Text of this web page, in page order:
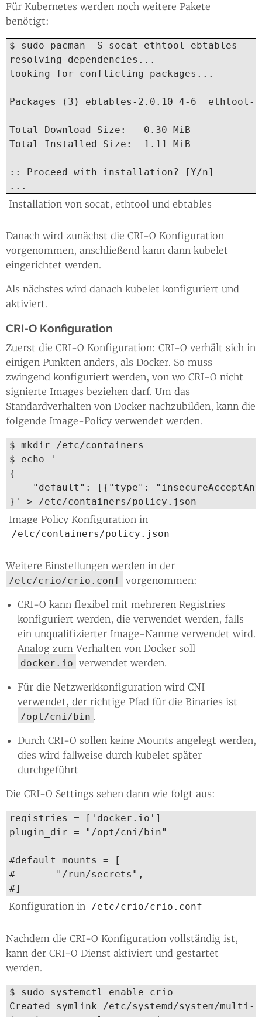
Für Kubernetes werden noch weitere Pakete
benötigt:
Installation von socat, ethtool und ebtables
$ sudo pacman -S socat ethtool ebtables
resolving dependencies...
looking for conflicting packages...
Packages (3) ebtables-2.0.10_4-6
Total Download Size:   0.30 MiB
Total Installed Size:  1.11 MiB
:: Proceed with installation? [Y/n]
...
Danach wird zunächst die CRI-O Konfiguration
vorgenommen, anschließend kann dann kubelet
eingerichtet werden.
Als nächstes wird danach kubelet konfiguriert und
aktiviert.
CRI-O Konfiguration
Zuerst die CRI-O Konfiguration: CRI-O verhält sich in
einigen Punkten anders, als Docker. So muss
zwingend konfiguriert werden, von wo CRI-O nicht
signierte Images beziehen darf. Um das
Standardverhalten von Docker nachzubilden, kann die
folgende Image-Policy verwendet werden.
Image Policy Konfiguration in
/etc/containers/policy.json
$ mkdir /etc/containers
$ echo '
{
"default": [{"type":
}' > /etc/containers/policy.json
Weitere Einstellungen werden in der
/etc/crio/crio.conf vorgenommen:
CRI-O kann flexibel mit mehreren Registries
konfiguriert werden, die verwendet werden, falls
ein unqualifizierter Image-Nanme verwendet wird.
Analog zum Verhalten von Docker soll
docker.io verwendet werden.
Für die Netzwerkkonfiguration wird CNI
verwendet, der richtige Pfad für die Binaries ist
/opt/cni/bin .
Durch CRI-O sollen keine Mounts angelegt werden,
dies wird fallweise durch kubelet später
durchgeführt
Die CRI-O Settings sehen dann wie folgt aus:
Konfiguration in /etc/crio/crio.conf
registries = ['docker.io']
plugin_dir = "/opt/cni/bin"
#default_mounts = [
#       "/run/secrets",
#]
Nachdem die CRI-O Konfiguration vollständig ist,
kann der CRI-O Dienst aktiviert und gestartet
werden.
$ sudo systemctl enable crio
Created symlink /etc/systemd/system/